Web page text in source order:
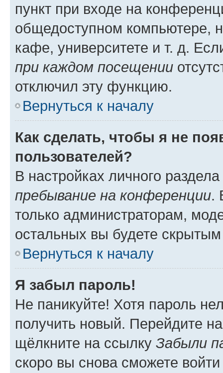
пункт при входе на
общедоступном компьютере,
кафе, университете и т. д.
при каждом посещении
отключил эту функцию.
Вернуться к началу
Как сделать, чтобы я не
пользователей?
В настройках личного
пребывание на конференции.
только администраторам,
остальных вы будете
Вернуться к началу
Я забыл пароль!
Не паникуйте! Хотя пароль
получить новый. Перейдите
щёлкните на ссылку Забыли
скоро вы снова сможете